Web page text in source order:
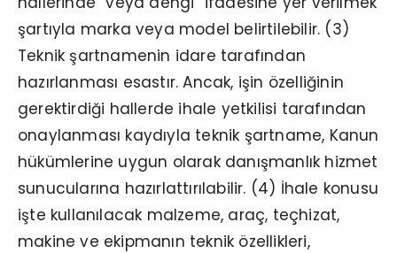
şartıyla marka veya model belirtilebilir. (3)
Teknik şartnamenin idare tarafından
hazırlanması esastır. Ancak, işin özelliğinin
gerektirdiği hallerde ihale yetkilisi tarafından
onaylanması kaydıyla teknik şartname, Kanun
hükümlerine uygun olarak danışmanlık hizmet
sunucularına hazırlattırılabilir. (4) İhale konusu
işte kullanılacak malzeme, araç, teçhizat,
makine ve ekipmanın teknik özellikleri,